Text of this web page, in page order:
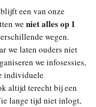
een van onze
we niet alles op 1
wegen.
we laten ouders niet
we infosessies,
individuele
altijd terecht bij een
lange tijd niet inlogt,